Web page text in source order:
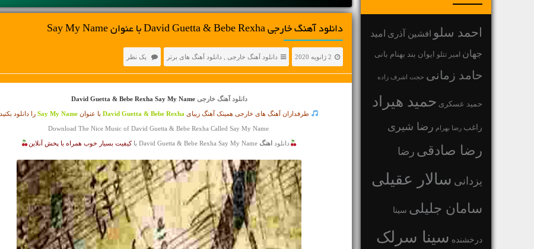
احمد سلو افشین آذری امید
جهان امیر تتلو ایوان بند بهنام بانی
حامد زمانی حجت اشرف زاده
حمید عسکری حمید هیراد
راغب رضا بهرام رضا شیری
رضا صادقی رضا
یزدانی سالار عقیلی
سامان جلیلی سینا
درخشنده سینا سرلک
دانلود آهنگ خارجی David Guetta & Bebe Rexha با عنوان Say My Name
2 ژانویه 2020 دانلود آهنگ خارجی دانلود آهنگ های برتر یک نظر
دانلود آهنگ خارجی David Guetta & Bebe Rexha Say My Name
طرفداران آهنگ های خارجی همینک آهنگ زیبای David Guetta & Bebe Rexhaبا عنوان Say My Nameرا دانلود بکنید
Download The Nice Music of David Guetta & Bebe Rexha Called Say My Name
دانلود اهنگ کیفیت بسیار خوب همراه با پخش آنلاین